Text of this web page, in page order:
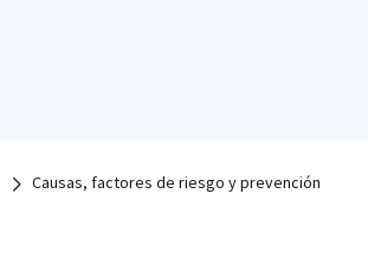
Causas, factores de riesgo y prevención